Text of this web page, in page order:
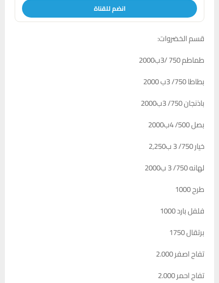
انضم للقناة
قسم الخضروات:
طماطم 750 /3ب2000
بطاطا 750/ 3ب 2000
باذنجان 750/ 3ب2000
بصل 500/ 4ب2000
خيار 750/ 3 ب2,250
لهانه 750/ 3 ب2000
طرح 1000
فلفل بارد 1000
برتقال 1750
تفاح اصفر 2.000
تفاح احمر 2.000